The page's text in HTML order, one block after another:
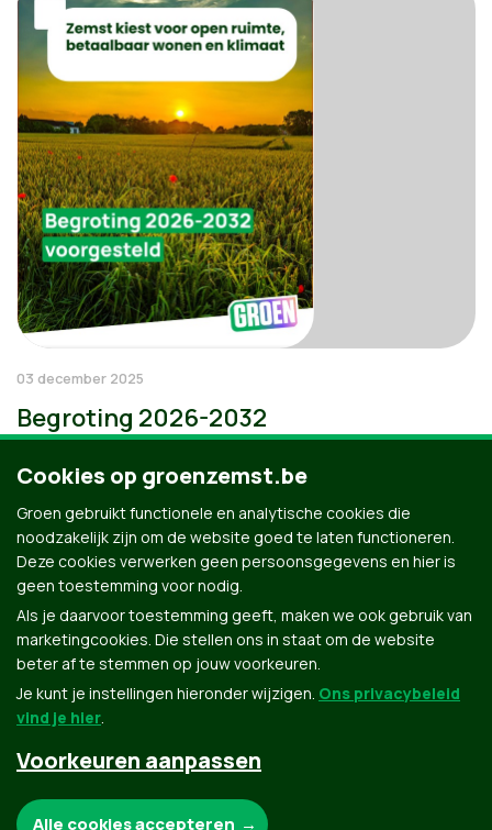
03 december 2025
Begroting 2026-2032
Groen.be
Cookies op groenzemst.be
Groen gebruikt functionele en analytische cookies die
noodzakelijk zijn om de website goed te laten functioneren.
Deze cookies verwerken geen persoonsgegevens en hier is
geen toestemming voor nodig.
Als je daarvoor toestemming geeft, maken we ook gebruik van
marketingcookies. Die stellen ons in staat om de website
beter af te stemmen op jouw voorkeuren.
Je kunt je instellingen hieronder wijzigen. Ons privacybeleid
vind je hier.
Voorkeuren aanpassen
Alle cookies accepteren